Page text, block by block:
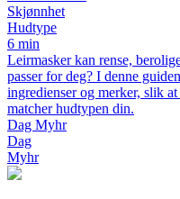
Skjønnhet
Hudtype
6 min
Leirmasker kan rense,
passer for deg? I denne
ingredienser og merker, slik
matcher hudtypen din.
Dag Myhr
Dag
Myhr